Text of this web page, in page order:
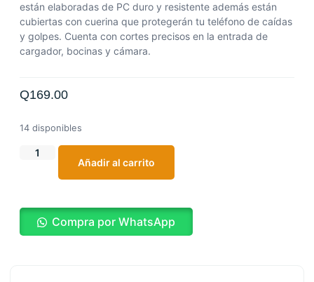
están elaboradas de PC duro y resistente además están
cubiertas con cuerina que protegerán tu teléfono de caídas
y golpes. Cuenta con cortes precisos en la entrada de
cargador, bocinas y cámara.
Q169.00
14 disponibles
Añadir al carrito
Compra por WhatsApp